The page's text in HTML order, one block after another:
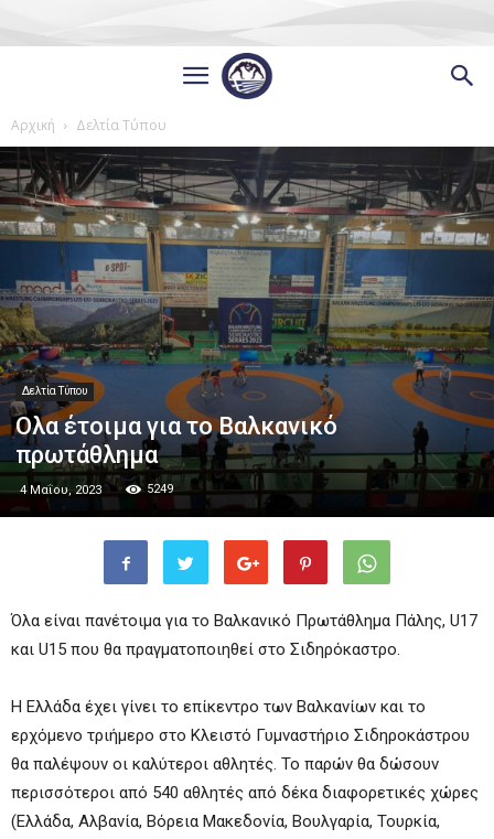
Αρχική Δελτία Τύπου
Δελτία Τύπου
Ολα έτοιμα για το Βαλκανικό
πρωτάθλημα
4 Μαΐου, 2023 5249
Όλα είναι πανέτοιμα για το Βαλκανικό Πρωτάθλημα Πάλης, U17
και U15 που θα πραγματοποιηθεί στο Σιδηρόκαστρο.
Η Ελλάδα έχει γίνει το επίκεντρο των Βαλκανίων και το
ερχόμενο τριήμερο στο Κλειστό Γυμναστήριο Σιδηροκάστρου
θα παλέψουν οι καλύτεροι αθλητές. Το παρών θα δώσουν
περισσότεροι από 540 αθλητές από δέκα διαφορετικές χώρες
(Ελλάδα, Αλβανία, Βόρεια Μακεδονία, Βουλγαρία, Τουρκία,